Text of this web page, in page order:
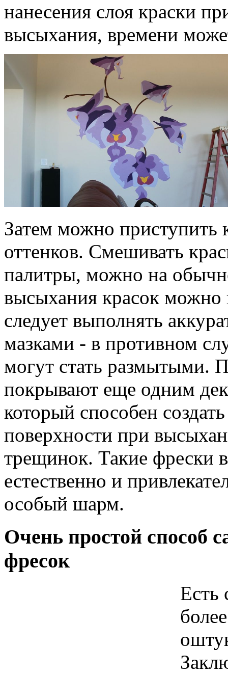
нанесения слоя краски
высыхания, времени
Затем можно приступить
оттенков. Смешивать
палитры, можно на
высыхания красок можно
следует выполнять
мазками - в противном
могут стать размытыми.
покрывают еще одним
который способен
поверхности при
трещинок. Такие фрески
естественно и
особый шарм.
Очень простой способ
фресок
Есть